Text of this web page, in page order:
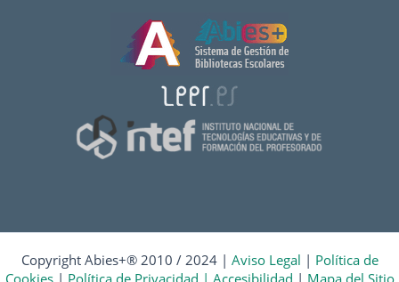
Copyright Abies+® 2010 / 2024 | Aviso Legal | Política de